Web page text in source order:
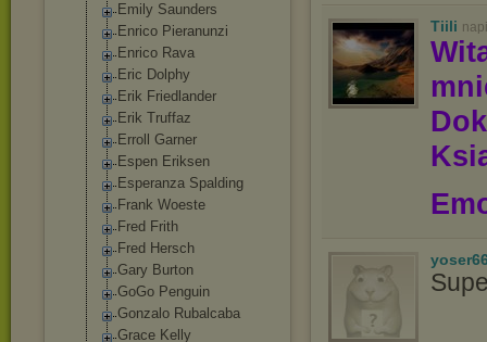
Emily Saunders
Enrico Pieranunzi
Enrico Rava
Eric Dolphy
Erik Friedlander
Erik Truffaz
Erroll Garner
Espen Eriksen
Esperanza Spalding
Frank Woeste
Fred Frith
Fred Hersch
Gary Burton
GoGo Penguin
Gonzalo Rubalcaba
Grace Kelly
Tiili